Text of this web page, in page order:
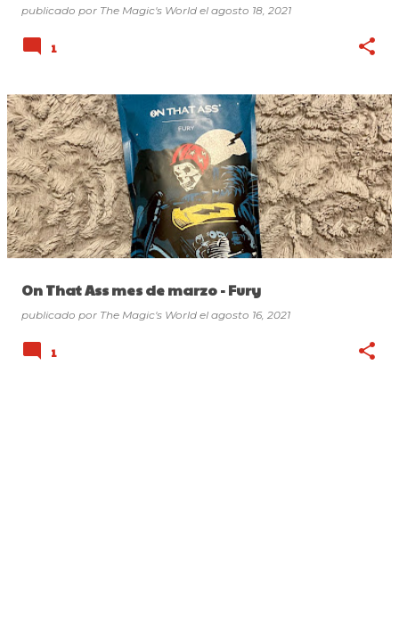
publicado por The Magic's World el agosto 18, 2021
1
On That Ass mes de marzo - Fury
publicado por The Magic's World el agosto 16, 2021
1